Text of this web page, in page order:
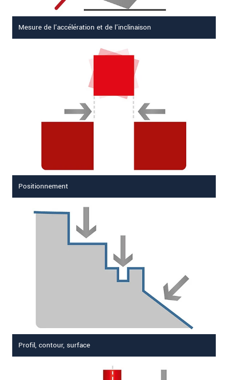
Mesure de l'accélération et de l'inclinaison
Positionnement
Profil, contour, surface